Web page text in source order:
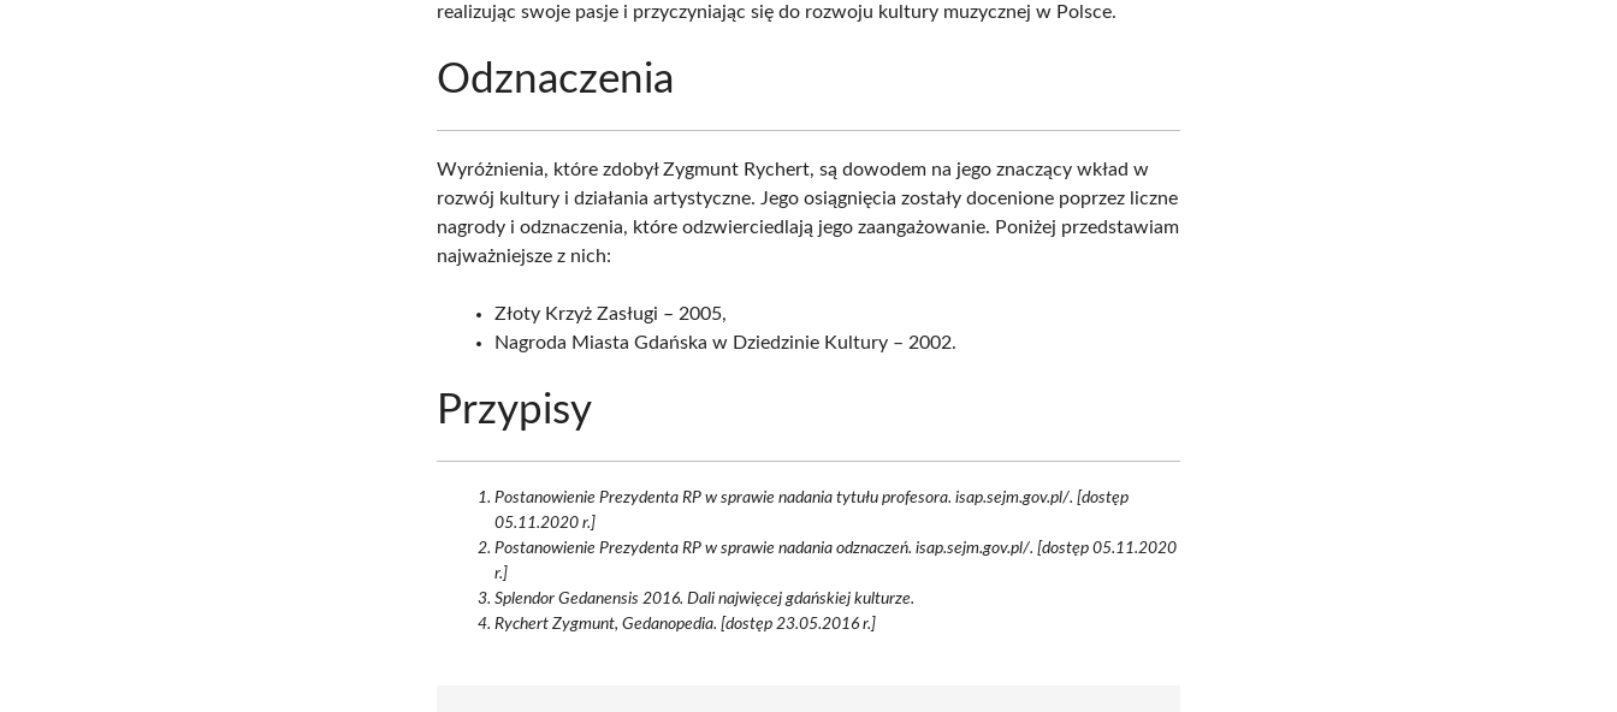
realizując swoje pasje i przyczyniając się do rozwoju kultury muzycznej w Polsce.
Odznaczenia
Wyróżnienia, które zdobył Zygmunt Rychert, są dowodem na jego znaczący wkład w
rozwój kultury i działania artystyczne. Jego osiągnięcia zostały docenione poprzez liczne
nagrody i odznaczenia, które odzwierciedlają jego zaangażowanie. Poniżej przedstawiam
najważniejsze z nich:
Złoty Krzyż Zasługi – 2005,
Nagroda Miasta Gdańska w Dziedzinie Kultury – 2002.
Przypisy
Postanowienie Prezydenta RP w sprawie nadania tytułu profesora. isap.sejm.gov.pl/. [dostęp
05.11.2020 r.]
Postanowienie Prezydenta RP w sprawie nadania odznaczeń. isap.sejm.gov.pl/. [dostęp 05.11.2020
r.]
Splendor Gedanensis 2016. Dali najwięcej gdańskiej kulturze.
Rychert Zygmunt, Gedanopedia. [dostęp 23.05.2016 r.]